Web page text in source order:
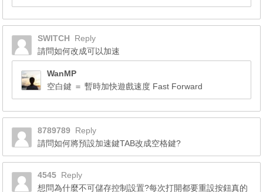
SWITCH
Reply
請問如何改成可以加速
WanMP
空白鍵 ＝ 暫時加快遊戲速度 Fast Forward
8789789 Reply
請問如何將預設加速鍵TAB改成空格鍵?
4545 Reply
想問為什麼不可儲存控制設置?每次打開都要重設按鈕真的